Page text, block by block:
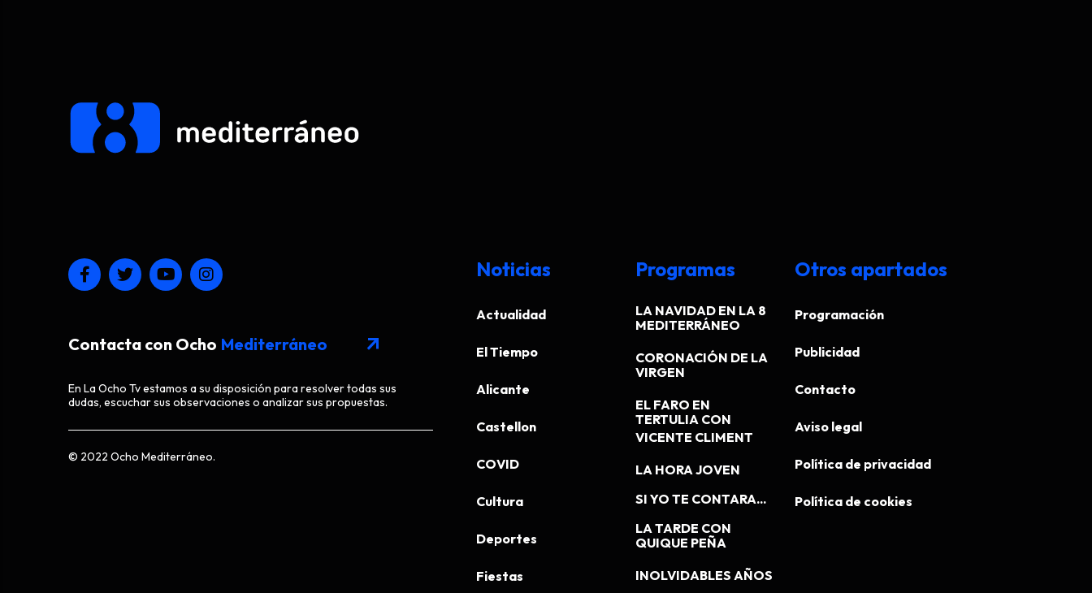
Contacta con Ocho Mediterráneo arrow_outward
En La Ocho Tv estamos a su disposición para resolver todas sus
dudas, escuchar sus observaciones o analizar sus propuestas.
© 2022 Ocho Mediterráneo.
Noticias
Actualidad
El Tiempo
Alicante
Castellon
COVID
Cultura
Deportes
Fiestas
Programas
LA NAVIDAD EN LA 8
MEDITERRÁNEO
CORONACIÓN DE LA
VIRGEN
EL FARO EN
TERTULIA CON
VICENTE CLIMENT
LA HORA JOVEN
SI YO TE CONTARA...
LA TARDE CON
QUIQUE PEÑA
INOLVIDABLES AÑOS
Otros apartados
Programación
Publicidad
Contacto
Aviso legal
Política de privacidad
Política de cookies